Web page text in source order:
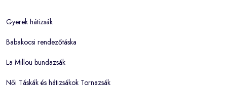
Gyerek hátizsák
Babakocsi rendezőtáska
La Millou bundazsák
Női Táskák és hátizsákok Tornazsák